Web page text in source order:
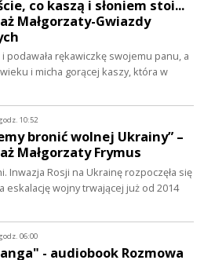
co kaszą i słoniem stoi...
Małgorzaty-Gwiazdy
podawała rękawiczkę swojemu panu, a
i micha gorącej kaszy, która w
10:52
bronić wolnej Ukrainy” –
Małgorzaty Frymus
Inwazja Rosji na Ukrainę rozpoczęła się
eskalację wojny trwającej już od 2014
06:00
- audiobook Rozmowa